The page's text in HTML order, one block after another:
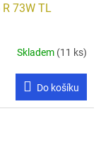
73W TL
Skladem (11 ks)
Do košíku